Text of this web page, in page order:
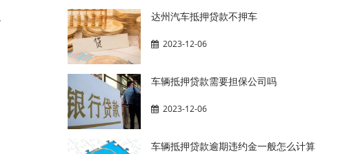
达州汽车抵押贷款不押车
2023-12-06
车辆抵押贷款需要担保公司吗
2023-12-06
车辆抵押贷款逾期违约金一般怎么计算